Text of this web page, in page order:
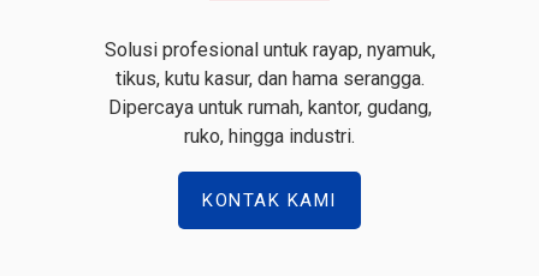
Solusi profesional untuk rayap, nyamuk,
tikus, kutu kasur, dan hama serangga.
Dipercaya untuk rumah, kantor, gudang,
ruko, hingga industri.
KONTAK KAMI